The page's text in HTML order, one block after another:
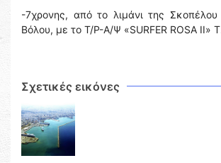
-7χρονης, από το λιμάνι της Σκοπέλου
Βόλου, με το Τ/Ρ-Α/Ψ «SURFER ROSA II»
Σχετικές εικόνες